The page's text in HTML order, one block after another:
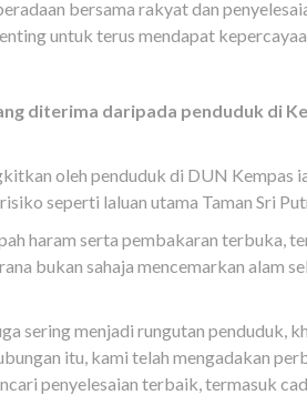
bersama rakyat dan
untuk terus mendapat
diterima daripada penduduk di
oleh penduduk di DUN Kempas
seperti laluan utama Taman Sri
haram serta pembakaran terbuka,
bukan sahaja mencemarkan alam
sering menjadi rungutan penduduk,
itu, kami telah mengadakan
penyelesaian terbaik, termasuk